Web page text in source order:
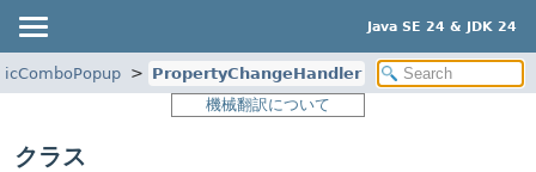
Java SE 24 & JDK 24
PropertyChangeHandler
機械翻訳について
クラス